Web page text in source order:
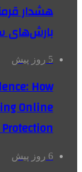
بارش‌های
5 روز پیش
How
Online
6 روز پیش